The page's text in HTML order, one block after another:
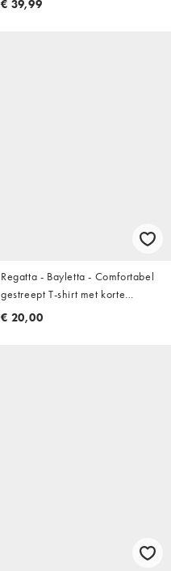
€ 39,99
Regatta - Bayletta - Comfortabel
gestreept T-shirt met korte
mouwen in marineblauw en wit
€ 20,00